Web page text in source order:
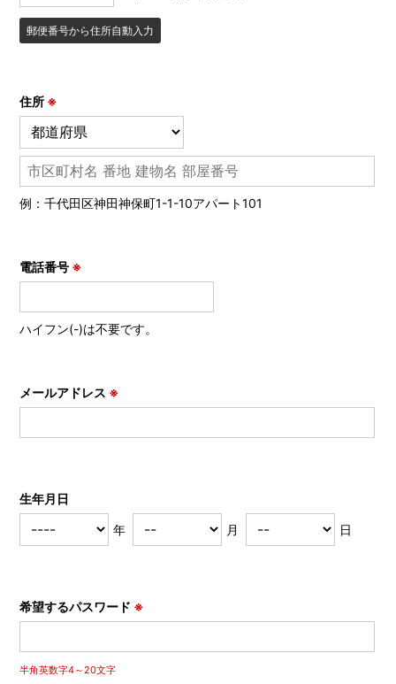
郵便番号から住所自動入力
住所 ※
例：千代田区神田神保町1-1-10アパート101
電話番号 ※
ハイフン(-)は不要です。
メールアドレス ※
生年月日
年 月 日
希望するパスワード ※
半角英数字4～20文字